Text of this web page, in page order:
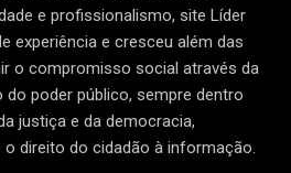
e profissionalismo, site Líder
experiência e cresceu além das
o compromisso social através da
poder público, sempre dentro
justiça e da democracia,
direito do cidadão à informação.